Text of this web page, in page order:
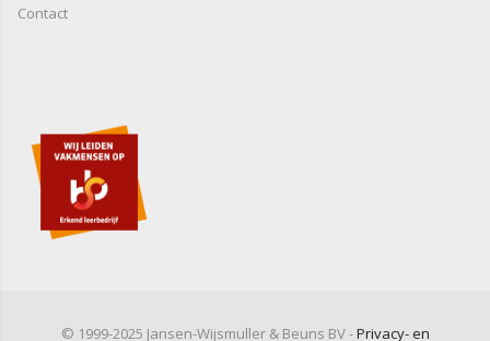
Contact
© 1999-2025 Jansen-Wijsmuller & Beuns BV -Privacy- en